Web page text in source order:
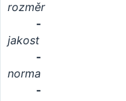
rozměr
-
jakost
-
norma
-